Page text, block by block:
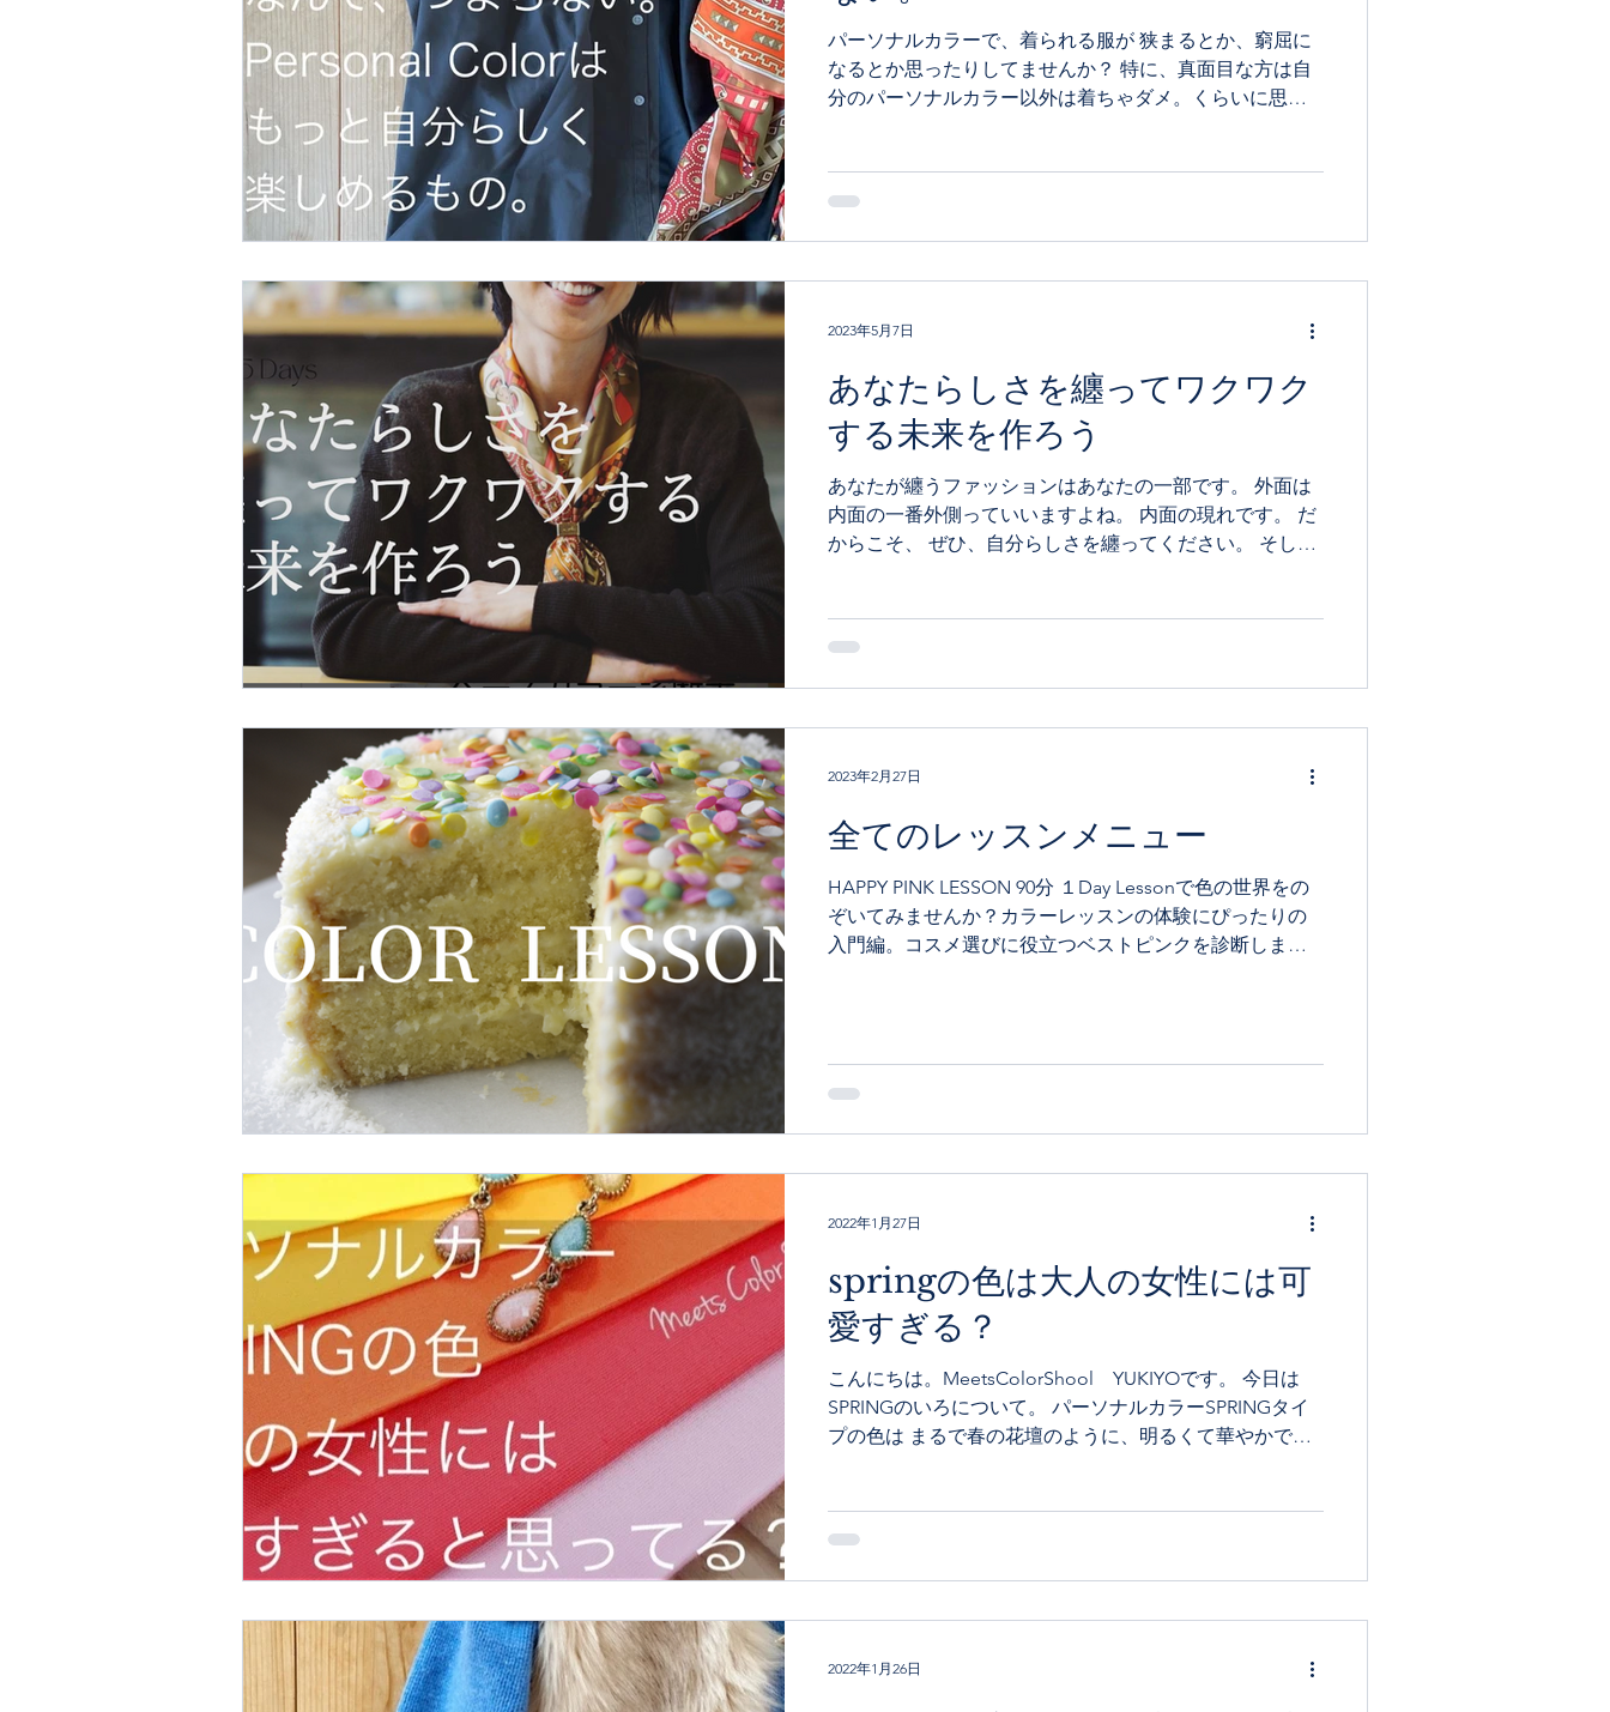
パーソナルカラーで、着られる服が 狭まるとか、窮屈に
なるとか思ったりしてませんか？ 特に、真面目な方は自
分のパーソナルカラー以外は着ちゃダメ。くらいに思う
あなたらしさを纏ってワクワク
する未来を作ろう
あなたが纏うファッションはあなたの一部です。 外面は
内面の一番外側っていいますよね。 内面の現れです。 だ
からこそ、 ぜひ、自分らしさを纏ってください。 そし
2023年5月7日
全てのレッスンメニュー
HAPPY PINK LESSON 90分 １Day Lessonで色の世界をの
ぞいてみませんか？カラーレッスンの体験にぴったりの
入門編。コスメ選びに役立つベストピンクを診断しま
2023年2月27日
springの色は大人の女性には可
愛すぎる？
こんにちは。MeetsColorShool YUKIYOです。 今日は
SPRINGのいろについて。 パーソナルカラーSPRINGタイ
プの色は まるで春の花壇のように、明るくて華やかでク
2022年1月27日
2022年1月26日